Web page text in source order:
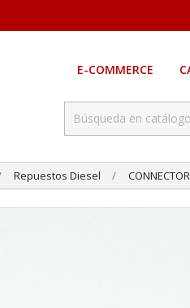
E-COMMERCE
Repuestos Diesel CONNECTOR